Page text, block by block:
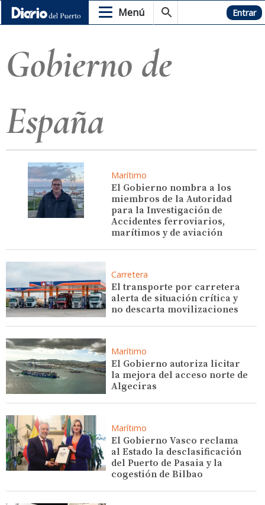
Menú Hemeroteca Entrar
Gobierno de
España
Marítimo
El Gobierno nombra a los
miembros de la Autoridad
para la Investigación de
Accidentes ferroviarios,
marítimos y de aviación
Carretera
El transporte por carretera
alerta de situación crítica y
no descarta movilizaciones
Marítimo
El Gobierno autoriza licitar
la mejora del acceso norte de
Algeciras
Marítimo
El Gobierno Vasco reclama
al Estado la desclasificación
del Puerto de Pasaia y la
cogestión de Bilbao